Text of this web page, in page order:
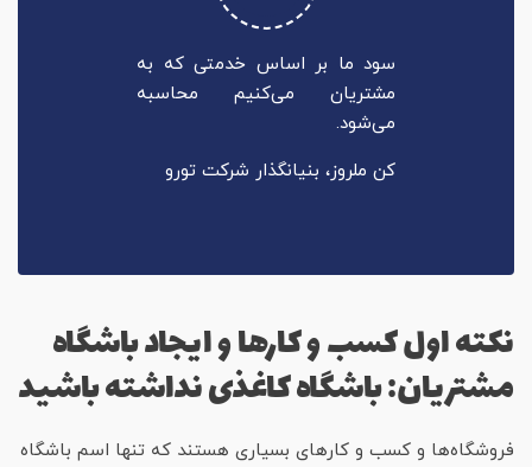
سود ما بر اساس خدمتی كه به
مشتریان می‌كنیم محاسبه
می‌شود.
کن ملروز، بنیانگذار شرکت تورو
نکته اول کسب و کارها و ایجاد باشگاه
مشتریان: باشگاه کاغذی نداشته باشید
فروشگاه‌ها و کسب و کارهای بسیاری هستند که تنها اسم باشگاه